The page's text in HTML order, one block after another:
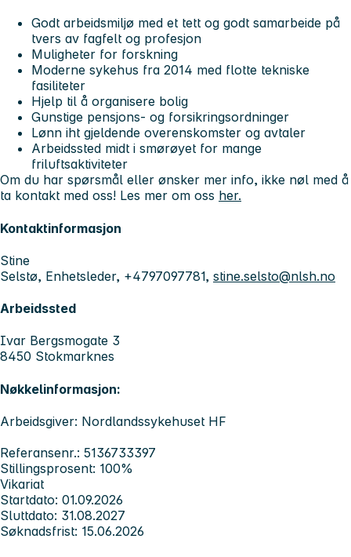
Godt arbeidsmiljø med et tett og godt samarbeide på
tvers av fagfelt og profesjon
Muligheter for forskning
Moderne sykehus fra 2014 med flotte tekniske
fasiliteter
Hjelp til å organisere bolig
Gunstige pensjons- og forsikringsordninger
Lønn iht gjeldende overenskomster og avtaler
Arbeidssted midt i smørøyet for mange
friluftsaktiviteter
Om du har spørsmål eller ønsker mer info, ikke nøl med å
ta kontakt med oss! Les mer om oss her.
Kontaktinformasjon
Stine
Selstø, Enhetsleder, +4797097781, stine.selsto@nlsh.no
Arbeidssted
Ivar Bergsmogate 3
8450 Stokmarknes
Nøkkelinformasjon:
Arbeidsgiver: Nordlandssykehuset HF
Referansenr.: 5136733397
Stillingsprosent: 100%
Vikariat
Startdato: 01.09.2026
Sluttdato: 31.08.2027
Søknadsfrist: 15.06.2026